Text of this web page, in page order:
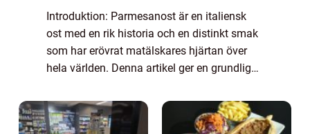
Introduktion: Parmesanost är en italiensk
ost med en rik historia och en distinkt smak
som har erövrat matälskares hjärtan över
hela världen. Denna artikel ger en grundlig
typer, mätningar och hur de skil...